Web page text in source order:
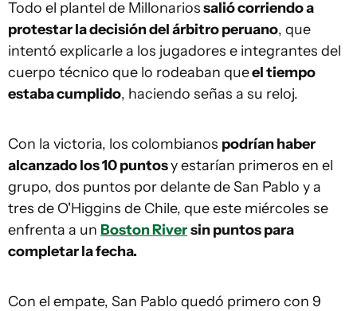
Todo el plantel de Millonariossalió corriendo a
protestar la decisión del árbitro peruano, que
intentó explicarle a los jugadores e integrantes del
cuerpo técnico que lo rodeaban queel tiempo
estaba cumplido, haciendo señas a su reloj.
Con la victoria, los colombianos podrían haber
alcanzado los 10 puntosy estarían primeros en el
grupo, dos puntos por delante de San Pablo y a
tres de O'Higgins de Chile, que este miércoles se
enfrenta a un Boston Riversin puntos para
completar la fecha.
Con el empate, San Pablo quedó primero con 9